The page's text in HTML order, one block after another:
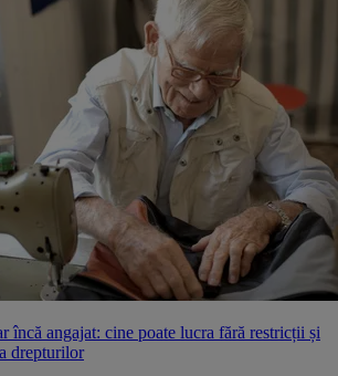
încă angajat: cine poate lucra fără restricții și
drepturilor